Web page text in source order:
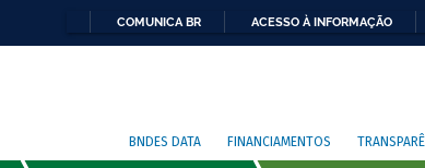
COMUNICA BR ACESSO À INFORMAÇÃO
BNDES DATA FINANCIAMENTOS